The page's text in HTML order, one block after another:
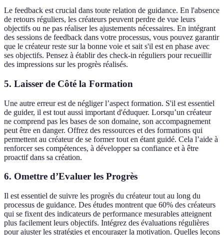
Le feedback est crucial dans toute relation de guidance. En l'absence
de retours réguliers, les créateurs peuvent perdre de vue leurs
objectifs ou ne pas réaliser les ajustements nécessaires. En intégrant
des sessions de feedback dans votre processus, vous pouvez garantir
que le créateur reste sur la bonne voie et sait s'il est en phase avec
ses objectifs. Pensez à établir des check-in réguliers pour recueillir
des impressions sur les progrès réalisés.
5. Laisser de Côté la Formation
Une autre erreur est de négliger l’aspect formation. S'il est essentiel
de guider, il est tout aussi important d'éduquer. Lorsqu’un créateur
ne comprend pas les bases de son domaine, son accompagnement
peut être en danger. Offrez des ressources et des formations qui
permettent au créateur de se former tout en étant guidé. Cela l’aide à
renforcer ses compétences, à développer sa confiance et à être
proactif dans sa création.
6. Omettre d’Evaluer les Progrès
Il est essentiel de suivre les progrès du créateur tout au long du
processus de guidance. Des études montrent que 60% des créateurs
qui se fixent des indicateurs de performance mesurables atteignent
plus facilement leurs objectifs. Intégrez des évaluations régulières
pour ajuster les stratégies et encourager la motivation. Quelles leçons